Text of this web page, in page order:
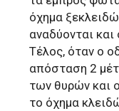
όχημα
αναδύονται
Τέλος, όταν ο
απόσταση 2
των θυρών και
το όχημα